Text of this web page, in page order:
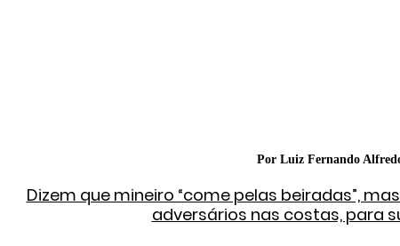
Por Luiz Fernando
Dizem que mineiro “come pelas beiradas”,
adversários nas costas, para